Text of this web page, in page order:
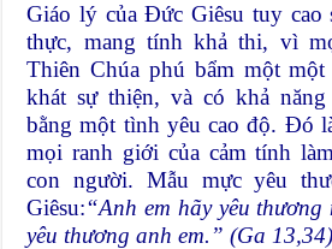
Giáo lý của Đức Giêsu tuy cao
thực, mang tính khả thi, vì
Thiên Chúa phú bẩm một
khát sự thiện, và có khả
bằng một tình yêu cao độ. Đó
mọi ranh giới của cảm tính
con người. Mẫu mực yêu
Giêsu:“Anh em hãy yêu
yêu thương anh em.”(Ga